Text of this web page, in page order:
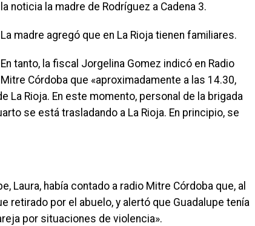
la noticia la madre de Rodríguez a Cadena 3.
La madre agregó que en La Rioja tienen familiares.
En tanto, la fiscal Jorgelina Gomez indicó en Radio
Mitre Córdoba que «aproximadamente a las 14.30,
La Rioja. En este momento, personal de la brigada
se está trasladando a La Rioja. En principio, se
Laura, había contado a radio Mitre Córdoba que, al
retirado por el abuelo, y alertó que Guadalupe tenía
por situaciones de violencia».